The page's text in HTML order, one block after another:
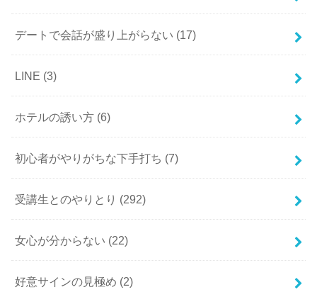
デートで会話が盛り上がらない (17)
LINE (3)
ホテルの誘い方 (6)
初心者がやりがちな下手打ち (7)
受講生とのやりとり (292)
女心が分からない (22)
好意サインの見極め (2)